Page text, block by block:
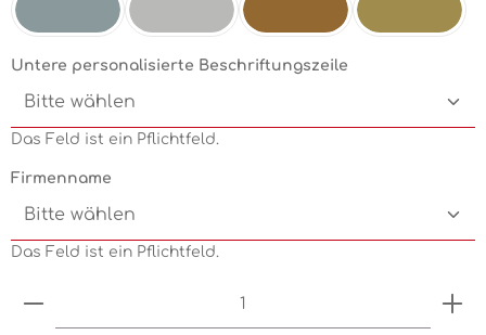
Untere personalisierte Beschriftungszeile
Das Feld ist ein Pflichtfeld.
Firmenname
Das Feld ist ein Pflichtfeld.
Produkt Anzahl: Gib den gewünschten Wert